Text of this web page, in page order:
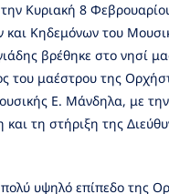
Κυριακή 8
και Κηδεμόνων του
βρέθηκε στο νησί
του μαέστρου της
Ε. Μάνδηλα, με την
τη στήριξη της
υψηλό επίπεδο της